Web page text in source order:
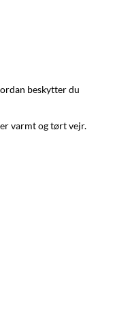
beskytter du
varmt og tørt vejr.